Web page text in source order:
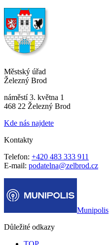
Městský úřad
Železný Brod
náměstí 3. května 1
468 22 Železný Brod
Kde nás najdete
Kontakty
Telefon: +420 483 333 911
E-mail: podatelna@zelbrod.cz
Munipolis
Důležité odkazy